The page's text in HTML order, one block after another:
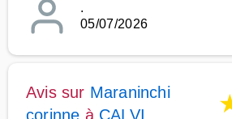
.
05/07/2026
Avis sur Maraninchi
corinne à CALVI